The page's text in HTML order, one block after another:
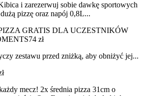
i zarezerwuj sobie dawkę sportowych
pizzę oraz napój 0,8L...
GRATIS DLA UCZESTNIKÓW
74 zł
zestawu przed zniżką, aby obniżyć jej...
mecz! 2x średnia pizza 31cm o